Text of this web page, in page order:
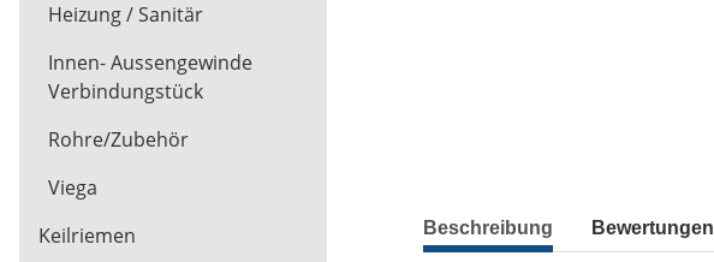
Beschreibung Bewertungen
Heizung / Sanitär
Innen- Aussengewinde
Verbindungstück
Rohre/Zubehör
Viega
Keilriemen